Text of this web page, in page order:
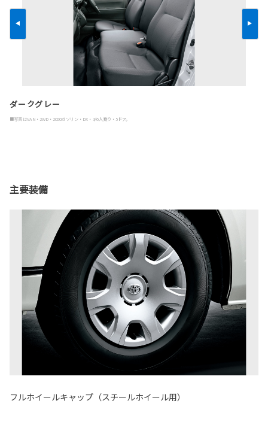
ダークグレー
■写真はVAN・2WD・2000ガソリン・DX・3/6人乗り・5ドア。
主要装備
フルホイールキャップ（スチールホイール用）